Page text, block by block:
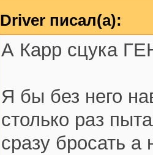
Driver писал(а):
А Карр сцука
Я бы без него
столько раз
сразу бросать а